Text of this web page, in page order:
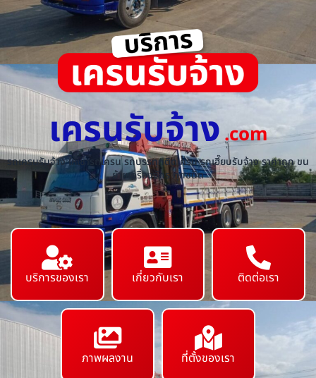
เครนรับจ้าง.com
รถเครนรับจ้าง ให้เช่ารถเครน รถบรรทุกติดเครน รถเฮี๊ยบรับจ้าง ราคาถูก ขน
ย้ายเครื่องจักร ทุกชนิด
บริการของเรา เกี่ยวกับเรา ติดต่อเรา
ภาพผลงาน ที่ตั้งของเรา